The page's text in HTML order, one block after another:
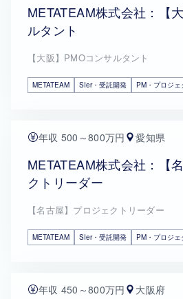
METATEAM株式会社：【
ルタント
【大阪】PMOコンサルタント
METATEAM SIer・受託開発 PM・プロジ
年収 500～800万円 愛知県
METATEAM株式会社：【
クトリーダー
【名古屋】プロジェクトリーダー
METATEAM SIer・受託開発 PM・プロジ
年収 450～800万円 大阪府